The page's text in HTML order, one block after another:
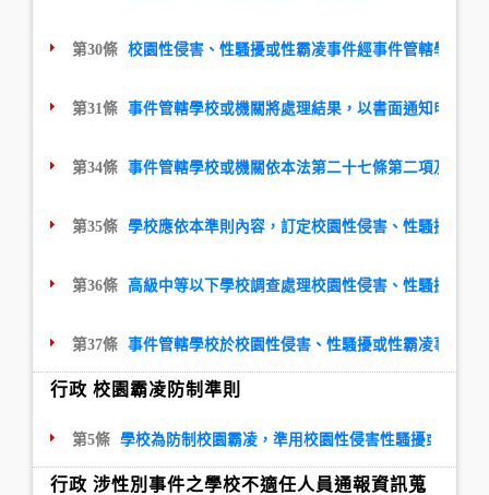
第30條 校園性侵害、性騷擾或性霸凌事件經事件管轄學校
第31條 事件管轄學校或機關將處理結果，以書面通知申請
第34條 事件管轄學校或機關依本法第二十七條第二項及第
第35條 學校應依本準則內容，訂定校園性侵害、性騷擾或
第36條 高級中等以下學校調查處理校園性侵害、性騷擾或
第37條 事件管轄學校於校園性侵害、性騷擾或性霸凌事件
行政 校園霸凌防制準則
第5條 學校為防制校園霸凌，準用校園性侵害性騷擾或性霸
行政 涉性別事件之學校不適任人員通報資訊蒐